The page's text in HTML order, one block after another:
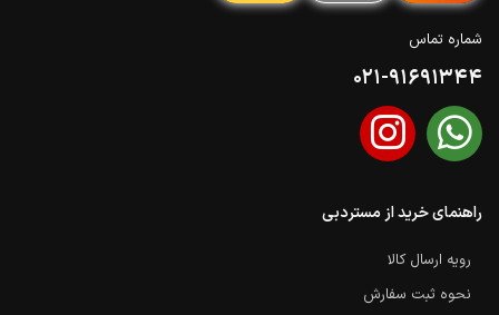
شماره تماس
021-91691344
راهنمای خرید از مستردبی
رویه ارسال کالا
نحوه ثبت سفارش